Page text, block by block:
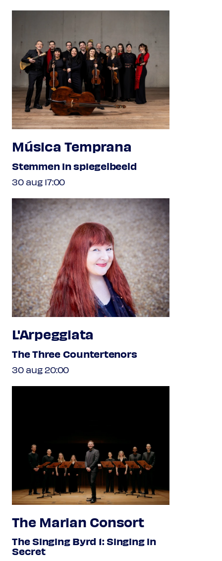
Música Temprana
Stemmen in spiegelbeeld
30 aug 17:00
L'Arpeggiata
The Three Countertenors
30 aug 20:00
The Marian Consort
The Singing Byrd 1: Singing in
Secret